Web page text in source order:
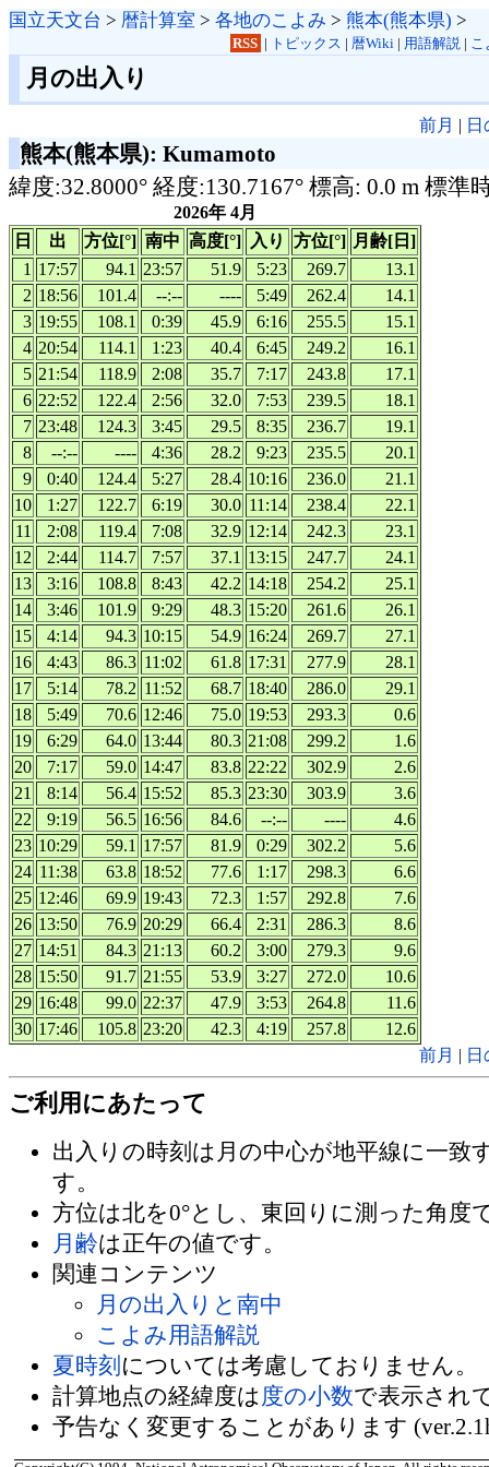
国立天文台 > 暦計算室 > 各地のこよみ > 熊本(熊本県) >
RSS | トピックス | 暦Wiki| 用語解説| こ
月の出入り
前月 |
熊本(熊本県): Kumamoto
緯度:32.8000° 経度:130.7167° 標高: 0.0 m 標準
2026年 4月
日
出 方位[°] 南中 高度[°] 入り 方位[°] 月齢[日]
1 17:57 94.1 23:57 51.9 5:23 269.7
13.1
2 18:56 101.4 --:-- ---- 5:49 262.4
14.1
3 19:55 108.1 0:39 45.9 6:16 255.5
15.1
4 20:54 114.1 1:23 40.4 6:45 249.2
16.1
5 21:54 118.9 2:08 35.7 7:17 243.8
17.1
6 22:52 122.4 2:56 32.0 7:53 239.5
18.1
7 23:48 124.3 3:45 29.5 8:35 236.7
19.1
8
--:-- ---- 4:36 28.2 9:23 235.5
20.1
9
0:40 124.4 5:27 28.4 10:16 236.0
21.1
10
1:27 122.7 6:19 30.0 11:14 238.4
22.1
11
2:08 119.4 7:08 32.9 12:14 242.3
23.1
12
2:44 114.7 7:57 37.1 13:15 247.7
24.1
13
3:16 108.8 8:43 42.2 14:18 254.2
25.1
14
3:46 101.9 9:29 48.3 15:20 261.6
26.1
15
4:14 94.3 10:15 54.9 16:24 269.7
27.1
16
4:43 86.3 11:02 61.8 17:31 277.9
28.1
17
5:14 78.2 11:52 68.7 18:40 286.0
29.1
18
5:49 70.6 12:46 75.0 19:53 293.3
0.6
19
6:29 64.0 13:44 80.3 21:08 299.2
1.6
20
7:17 59.0 14:47 83.8 22:22 302.9
2.6
21
8:14 56.4 15:52 85.3 23:30 303.9
3.6
22
9:19 56.5 16:56 84.6 --:-- ----
4.6
23 10:29 59.1 17:57 81.9 0:29 302.2
5.6
24 11:38 63.8 18:52 77.6 1:17 298.3
6.6
25 12:46 69.9 19:43 72.3 1:57 292.8
7.6
26 13:50 76.9 20:29 66.4 2:31 286.3
8.6
27 14:51 84.3 21:13 60.2 3:00 279.3
9.6
28 15:50 91.7 21:55 53.9 3:27 272.0
10.6
29 16:48 99.0 22:37 47.9 3:53 264.8
11.6
30 17:46 105.8 23:20 42.3 4:19 257.8
12.6
前月 |
ご利用にあたって
出入りの時刻は月の中心が地平線に一致
す。
方位は北を0°とし、東回りに測った角度
月齢は正午の値です。
関連コンテンツ
月の出入りと南中
こよみ用語解説
夏時刻 については考慮しておりません。
計算地点の経緯度は 度の小数で表示され
予告なく変更することがあります